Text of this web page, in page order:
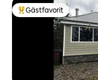
Populär gästfavorit
Gästfavorit